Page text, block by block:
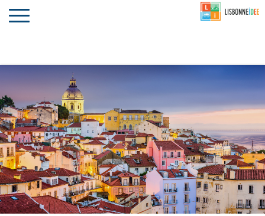
PORTUGAL
Toggle
navigation